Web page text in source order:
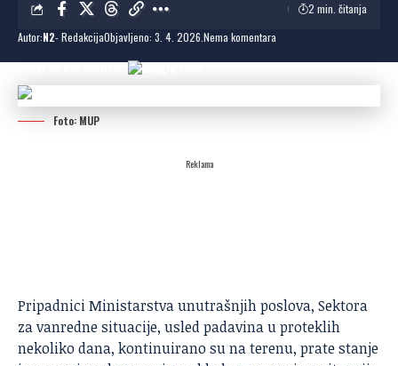
Autor:N2- RedakcijaObjavljeno: 3. 4. 2026. Nema komentara
2 min. čitanja
Dodaj N2 kao omiljeni izvor
Foto: MUP
Reklama
Pripadnici Ministarstva unutrašnjih poslova, Sektora
za vanredne situacije, usled padavina u proteklih
nekoliko dana, kontinuirano su na terenu, prate stanje